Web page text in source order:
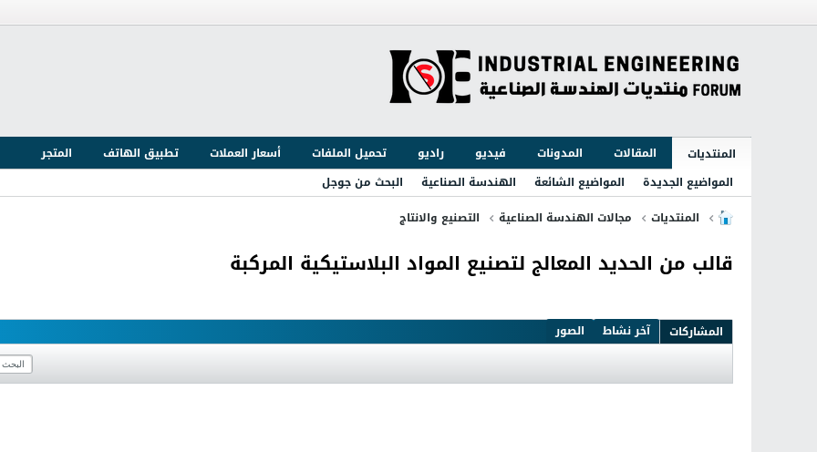
المنتديات المقالات المدونات فيديو راديو تحميل الملفات أسعار العملات تطبيق الهاتف
المتجر
المواضيع الجديدة
المواضيع الشائعة الهندسة الصناعية
البحث من جوجل
المنتديات
مجالات الهندسة الصناعية التصنيع والانتاج
قالب من الحديد المعالج لتصنيع المواد البلاستيكية المركبة
المشاركات آخر نشاط الصور